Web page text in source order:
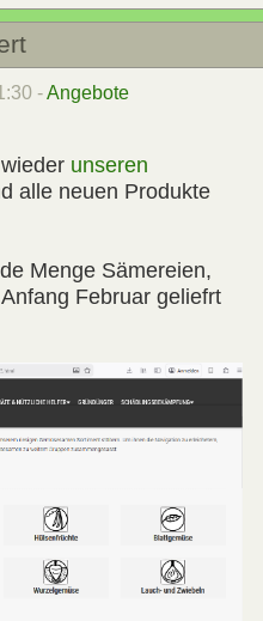
-Angebote
unseren
alle neuen Produkte
Menge Sämereien,
Februar geliefrt